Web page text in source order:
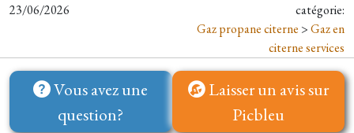
23/06/2026
catégorie:
Gaz propane citerne >Gaz en
citerne services
Vous avez une
question?
Laisser un avis sur
Picbleu